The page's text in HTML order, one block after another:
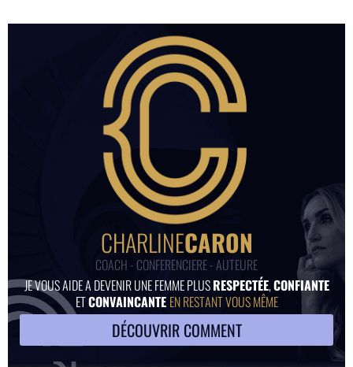
CHARLINECARON
COACH - CONFERENCIERE - AUTEURE
JE VOUS AIDE A DEVENIR UNE FEMME PLUSRESPECTÉE,CONFIANTE
ETCONVAINCANTE EN RESTANT VOUS MÊME
DÉCOUVRIR COMMENT